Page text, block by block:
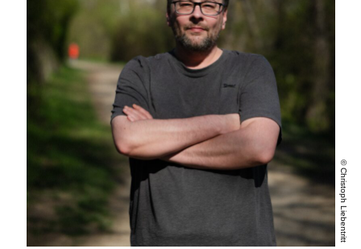
© Christoph Liebentritt